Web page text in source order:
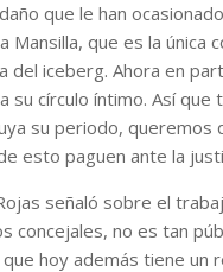
que le han
que es la única
iceberg. Ahora en
círculo íntimo. Así
su periodo,
esto paguen ante la
señaló sobre el
concejales, no es tan
hoy además tiene